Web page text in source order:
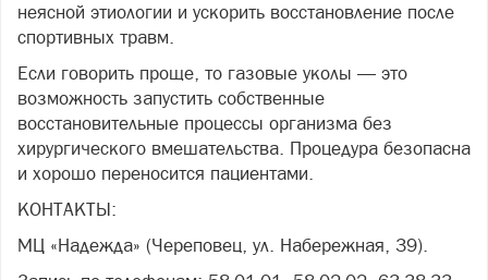
неясной этиологии и ускорить восстановление после
спортивных травм.
Если говорить проще, то газовые уколы — это
возможность запустить собственные
восстановительные процессы организма без
хирургического вмешательства. Процедура безопасна
и хорошо переносится пациентами.
КОНТАКТЫ:
МЦ «Надежда» (Череповец, ул. Набережная, 39).